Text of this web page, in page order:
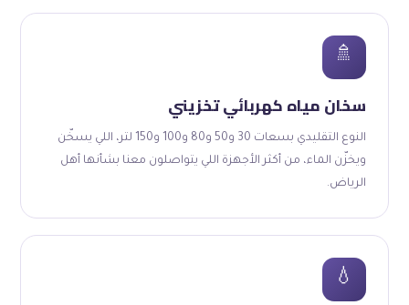
🚿
سخان مياه كهربائي تخزيني
النوع التقليدي بسعات 30 و50 و80 و100 و150 لتر، اللي يسخّن
ويخزّن الماء، من أكثر الأجهزة اللي يتواصلون معنا بشأنها أهل
الرياض.
💧